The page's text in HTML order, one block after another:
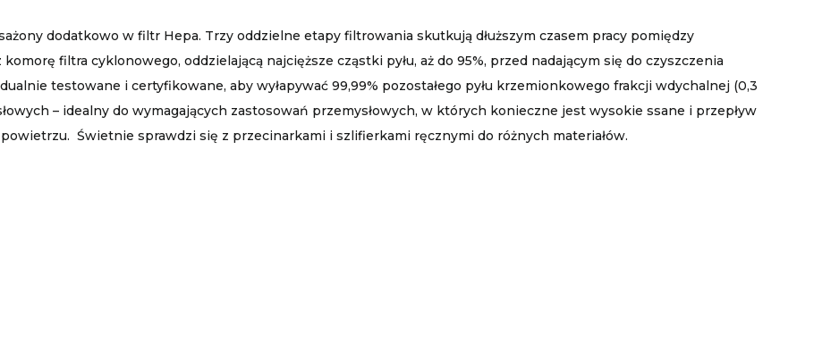
dodatkowo w filtr Hepa. Trzy oddzielne etapy filtrowania skutkują dłuższym czasem pracy pomiędzy
filtra cyklonowego, oddzielającą najcięższe cząstki pyłu, aż do 95%, przed nadającym się do czyszczenia
testowane i certyfikowane, aby wyłapywać 99,99% pozostałego pyłu krzemionkowego frakcji wdychalnej (0,3
– idealny do wymagających zastosowań przemysłowych, w których konieczne jest wysokie ssane i przepływ
Świetnie sprawdzi się z przecinarkami i szlifierkami ręcznymi do różnych materiałów.